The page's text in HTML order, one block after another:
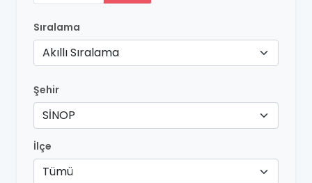
Sıralama
Akıllı Sıralama
Şehir
SİNOP
İlçe
Tümü